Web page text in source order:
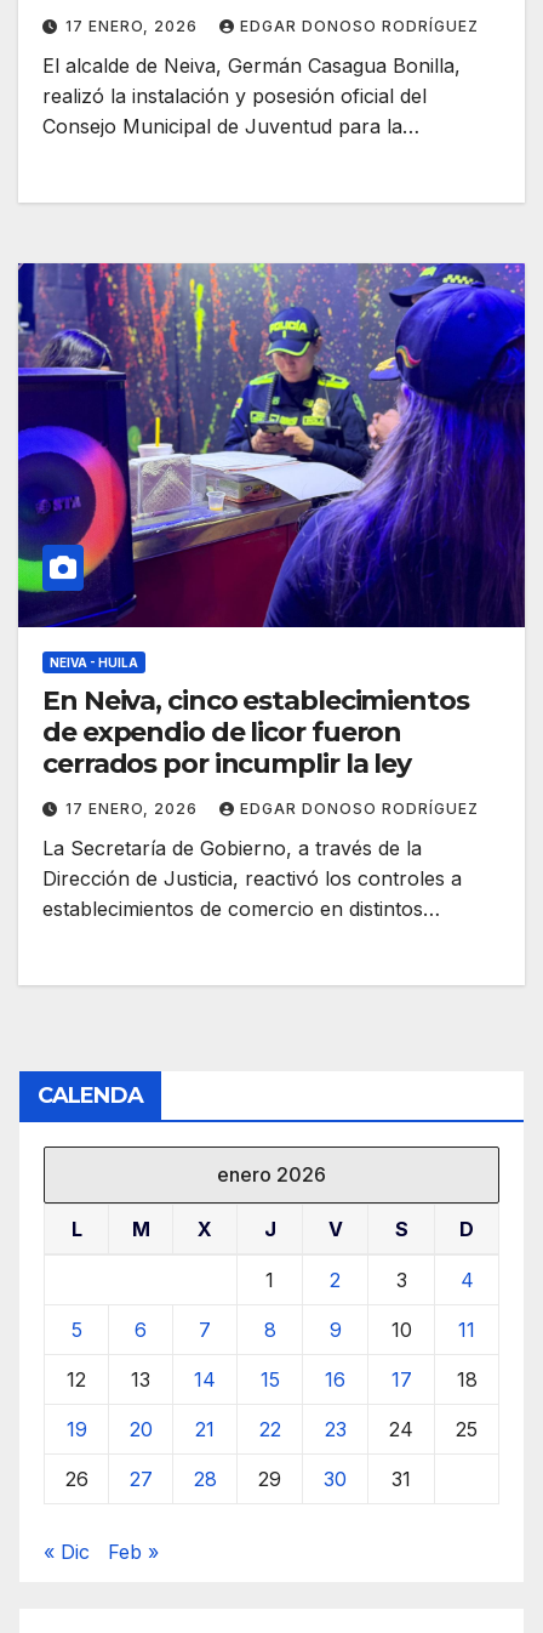
17 ENERO, 2026 EDGAR DONOSO RODRÍGUEZ
El alcalde de Neiva, Germán Casagua Bonilla,
realizó la instalación y posesión oficial del
Consejo Municipal de Juventud para la…
NEIVA - HUILA
En Neiva, cinco establecimientos
de expendio de licor fueron
cerrados por incumplir la ley
17 ENERO, 2026 EDGAR DONOSO RODRÍGUEZ
La Secretaría de Gobierno, a través de la
Dirección de Justicia, reactivó los controles a
establecimientos de comercio en distintos…
CALENDA
enero 2026
L M X J V S D
1 2 3 4
5 6 7 8 9 10 11
12 13 14 15 16 17 18
19 20 21 22 23 24 25
26 27 28 29 30 31
« Dic Feb »